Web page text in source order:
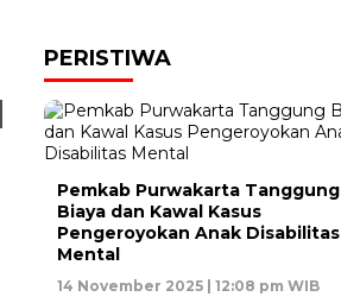
PERISTIWA
Pemkab Purwakarta Tanggung
Biaya dan Kawal Kasus
Pengeroyokan Anak Disabilitas
Mental
14 November 2025 | 12:08 pm WIB